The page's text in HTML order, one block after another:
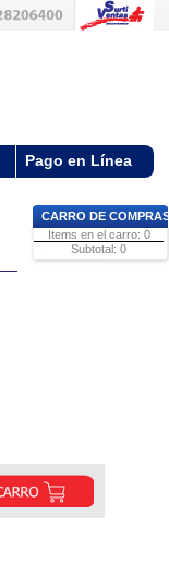
Pago en Línea
CARRO DE COMPRAS
Items en el carro: 0
Subtotal: 0